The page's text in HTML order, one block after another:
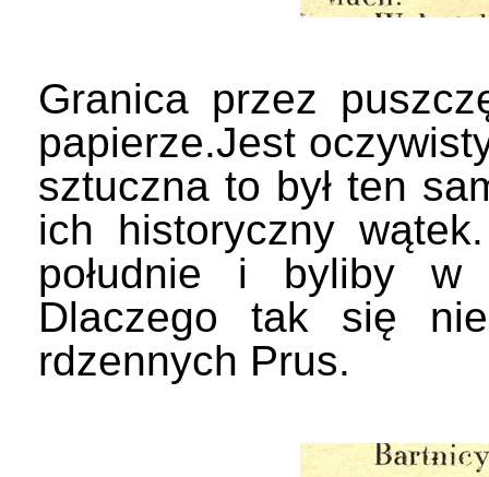
Granica przez
papierze.Jest
sztuczna to był ten
ich historyczny
południe i byliby w
Dlaczego tak się
rdzennych Prus.